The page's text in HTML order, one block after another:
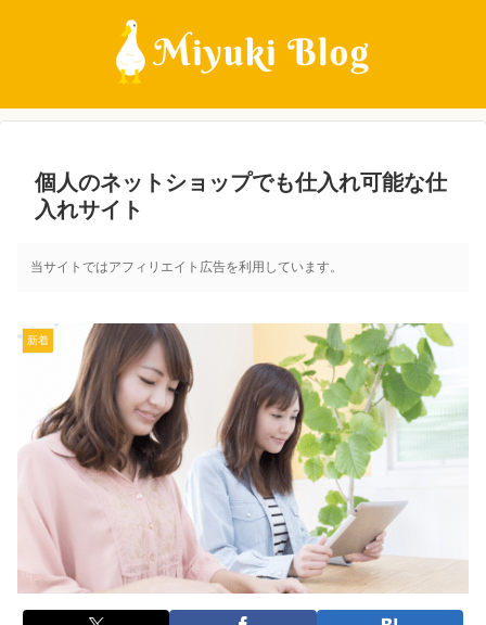
個人のネットショップでも仕入れ可能な仕
入れサイト
当サイトではアフィリエイト広告を利用しています。
新着